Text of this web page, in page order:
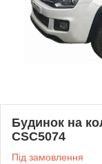
Будинок на
CSC5074
Під замовлення